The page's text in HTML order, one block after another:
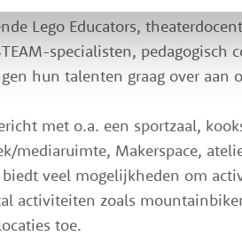
Lego Educators,
specialisten, pedagogisch
hun talenten graag over aan
met o.a. een sportzaal,
mediaruimte, Makerspace,
biedt veel mogelijkheden om
activiteiten zoals
toe.